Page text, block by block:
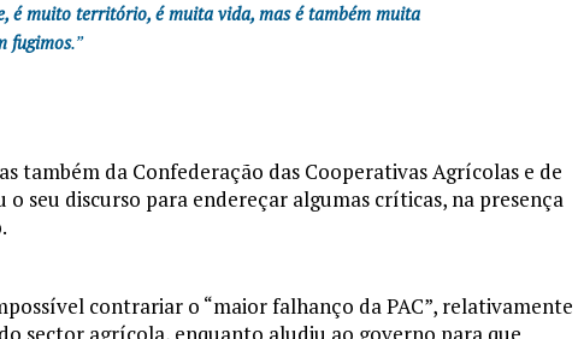
é muito território, é muita vida, mas é também muita
fugimos.”
também da Confederação das Cooperativas Agrícolas e de
seu discurso para endereçar algumas críticas, na presença
contrariar o “maior falhanço da PAC”, relativamente